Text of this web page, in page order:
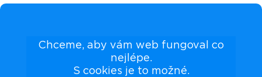
Chceme, aby vám web fungoval co
nejlépe.
S cookies je to možné.